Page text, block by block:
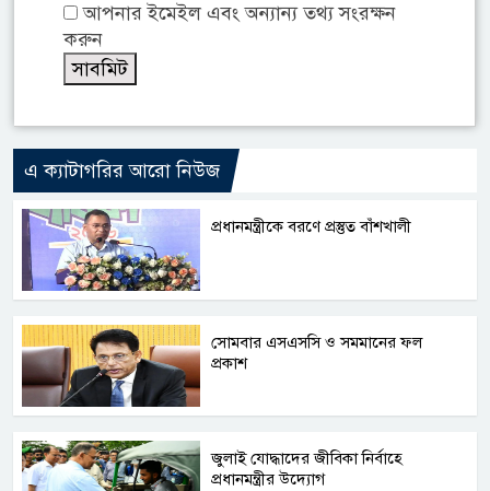
আপনার ইমেইল এবং অন্যান্য তথ্য সংরক্ষন
করুন
এ ক্যাটাগরির আরো নিউজ
প্রধানমন্ত্রীকে বরণে প্রস্তুত বাঁশখালী
সোমবার এসএসসি ও সমমানের ফল
প্রকাশ
জুলাই যোদ্ধাদের জীবিকা নির্বাহে
প্রধানমন্ত্রীর উদ্যোগ